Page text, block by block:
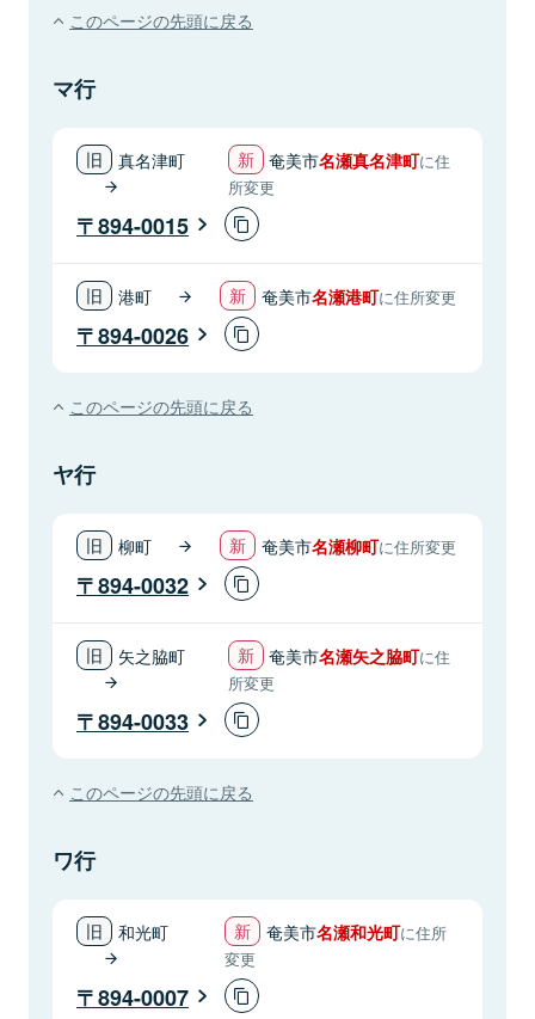
このページの先頭に戻る
マ行
真名津町 奄美市名瀬真名津町に住
所変更
894-0015
港町 奄美市名瀬港町に住所変更
894-0026
このページの先頭に戻る
ヤ行
柳町 奄美市名瀬柳町に住所変更
894-0032
矢之脇町 奄美市名瀬矢之脇町に住
所変更
894-0033
このページの先頭に戻る
ワ行
和光町 奄美市名瀬和光町に住所
変更
894-0007